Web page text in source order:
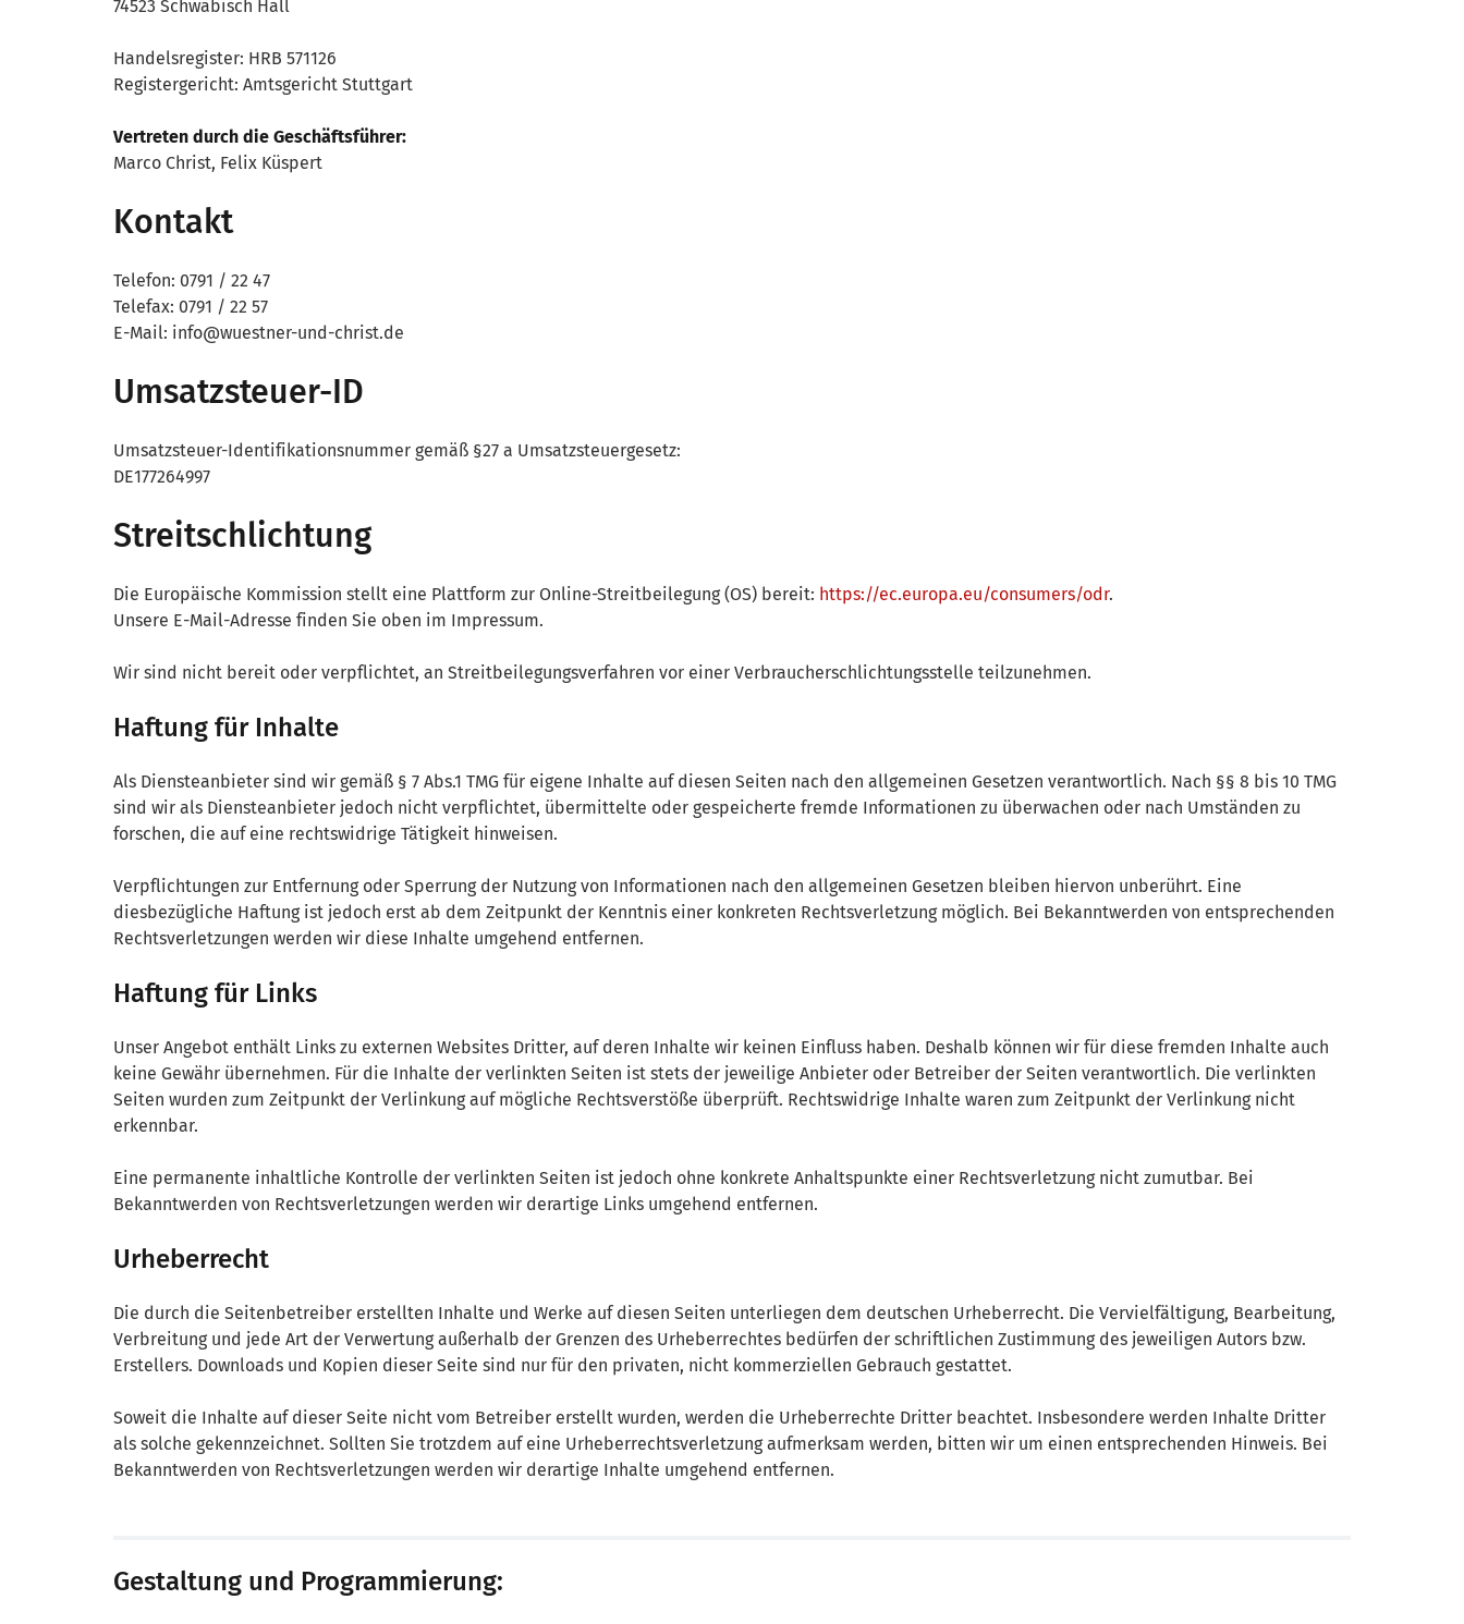
74523 Schwäbisch Hall
Handelsregister: HRB 571126
Registergericht: Amtsgericht Stuttgart
Vertreten durch die Geschäftsführer:
Marco Christ, Felix Küspert
Kontakt
Telefon: 0791 / 22 47
Telefax: 0791 / 22 57
E-Mail: info@wuestner-und-christ.de
Umsatzsteuer-ID
Umsatzsteuer-Identifikationsnummer gemäß §27 a Umsatzsteuergesetz:
DE177264997
Streitschlichtung
Die Europäische Kommission stellt eine Plattform zur Online-Streitbeilegung (OS) bereit: https://ec.europa.eu/consumers/odr.
Unsere E-Mail-Adresse finden Sie oben im Impressum.
Wir sind nicht bereit oder verpflichtet, an Streitbeilegungsverfahren vor einer Verbraucherschlichtungsstelle teilzunehmen.
Haftung für Inhalte
Als Diensteanbieter sind wir gemäß § 7 Abs.1 TMG für eigene Inhalte auf diesen Seiten nach den allgemeinen Gesetzen verantwortlich. Nach §§ 8 bis 10 TMG
sind wir als Diensteanbieter jedoch nicht verpflichtet, übermittelte oder gespeicherte fremde Informationen zu überwachen oder nach Umständen zu
forschen, die auf eine rechtswidrige Tätigkeit hinweisen.
Verpflichtungen zur Entfernung oder Sperrung der Nutzung von Informationen nach den allgemeinen Gesetzen bleiben hiervon unberührt. Eine
diesbezügliche Haftung ist jedoch erst ab dem Zeitpunkt der Kenntnis einer konkreten Rechtsverletzung möglich. Bei Bekanntwerden von entsprechenden
Rechtsverletzungen werden wir diese Inhalte umgehend entfernen.
Haftung für Links
Unser Angebot enthält Links zu externen Websites Dritter, auf deren Inhalte wir keinen Einfluss haben. Deshalb können wir für diese fremden Inhalte auch
keine Gewähr übernehmen. Für die Inhalte der verlinkten Seiten ist stets der jeweilige Anbieter oder Betreiber der Seiten verantwortlich. Die verlinkten
Seiten wurden zum Zeitpunkt der Verlinkung auf mögliche Rechtsverstöße überprüft. Rechtswidrige Inhalte waren zum Zeitpunkt der Verlinkung nicht
erkennbar.
Eine permanente inhaltliche Kontrolle der verlinkten Seiten ist jedoch ohne konkrete Anhaltspunkte einer Rechtsverletzung nicht zumutbar. Bei
Bekanntwerden von Rechtsverletzungen werden wir derartige Links umgehend entfernen.
Urheberrecht
Die durch die Seitenbetreiber erstellten Inhalte und Werke auf diesen Seiten unterliegen dem deutschen Urheberrecht. Die Vervielfältigung, Bearbeitung,
Verbreitung und jede Art der Verwertung außerhalb der Grenzen des Urheberrechtes bedürfen der schriftlichen Zustimmung des jeweiligen Autors bzw.
Erstellers. Downloads und Kopien dieser Seite sind nur für den privaten, nicht kommerziellen Gebrauch gestattet.
Soweit die Inhalte auf dieser Seite nicht vom Betreiber erstellt wurden, werden die Urheberrechte Dritter beachtet. Insbesondere werden Inhalte Dritter
als solche gekennzeichnet. Sollten Sie trotzdem auf eine Urheberrechtsverletzung aufmerksam werden, bitten wir um einen entsprechenden Hinweis. Bei
Bekanntwerden von Rechtsverletzungen werden wir derartige Inhalte umgehend entfernen.
Gestaltung und Programmierung: